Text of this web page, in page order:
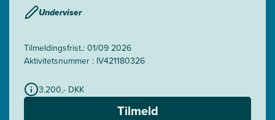
Underviser
Tilmeldingsfrist.: 01/09 2026
Aktivitetsnummer : IV421180326
3.200,- DKK
Tilmeld